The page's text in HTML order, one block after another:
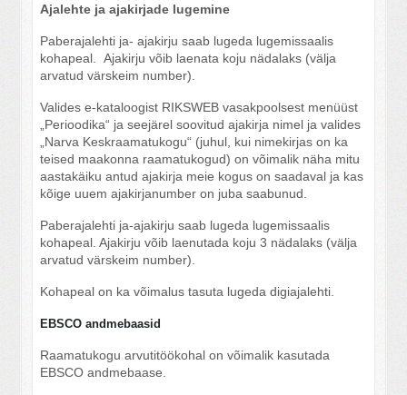
Ajalehte ja ajakirjade lugemine
Paberajalehti ja- ajakirju saab lugeda lugemissaalis
kohapeal. Ajakirju võib laenata koju nädalaks (välja
arvatud värskeim number).
Valides e-kataloogist RIKSWEB vasakpoolsest menüüst
„Perioodika“ ja seejärel soovitud ajakirja nimel ja valides
„Narva Keskraamatukogu“ (juhul, kui nimekirjas on ka
teised maakonna raamatukogud) on võimalik näha mitu
aastakäiku antud ajakirja meie kogus on saadaval ja kas
kõige uuem ajakirjanumber on juba saabunud.
Paberajalehti ja-ajakirju saab lugeda lugemissaalis
kohapeal. Ajakirju võib laenutada koju 3 nädalaks (välja
arvatud värskeim number).
Kohapeal on ka võimalus tasuta lugeda digiajalehti.
EBSCO andmebaasid
Raamatukogu arvutitöökohal on võimalik kasutada
EBSCO andmebaase.